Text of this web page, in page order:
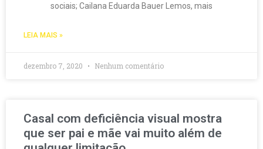
sociais; Cailana Eduarda Bauer Lemos, mais
LEIA MAIS »
dezembro 7, 2020 Nenhum comentário
Casal com deficiência visual mostra
que ser pai e mãe vai muito além de